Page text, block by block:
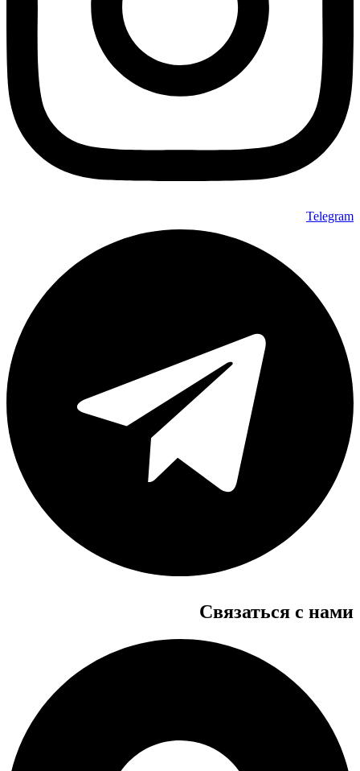
Telegram
Связаться с нами